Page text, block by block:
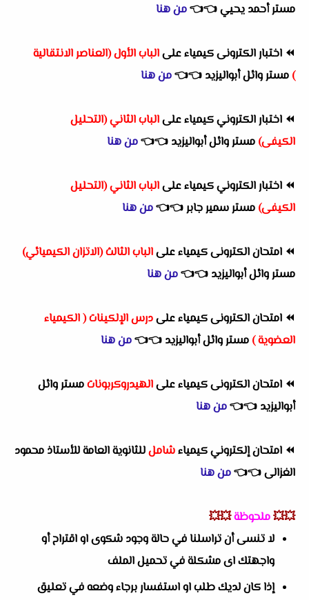
مستر أحمد يحيي👈
👈من هنا
⏪ اختبار الكترونى كيمياء علىالباب الأول (العناصر الانتقالية
) مستر وائل أبواليزيد 👈
👈من هنا
⏪ اختبار الكتروني كيمياء علىالباب الثاني (التحليل
الكيفى) مستر وائل أبواليزيد 👈
👈من هنا
⏪ اختبار الكتروني كيمياء علىالباب الثاني (التحليل
الكيفى) مستر سمير جابر👈
👈من هنا
⏪ امتحان الكترونى كيمياء علىالباب الثالث (الاتزان الكيميائي)
مستر وائل أبواليزيد 👈
👈من هنا
⏪ امتحان الكترونى كيمياء علىدرس الإلكينات ( الكيمياء
العضوية ) مستر وائل أبواليزيد 👈
👈من هنا
⏪ امتحان الكترونى كيمياء علىالهيدروكربوناتمستر وائل
أبواليزيد 👈
👈من هنا
⏪ امتحان إلكتروني كيمياءشاملللثانوية العامة للأستاذ محمود
الغزالى👈
👈من هنا
💥💥ملحوظة💥💥
لا تنسى أن تراسلنا في حالة وجود شكوى او اقتراح أو
واجهتك اى مشكلة في تحميل الملف
إذا كان لديك طلب او استفسار برجاء وضعه في تعليق